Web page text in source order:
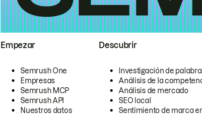
Empezar
Semrush One
Empresas
Semrush MCP
Semrush API
Nuestros datos
Descubrir
Investigación de
Análisis de la
Análisis de mercado
SEO local
Sentimiento de marca